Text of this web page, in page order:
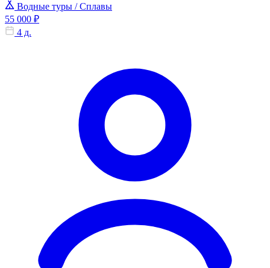
Водные туры / Сплавы
55 000 ₽
4 д.